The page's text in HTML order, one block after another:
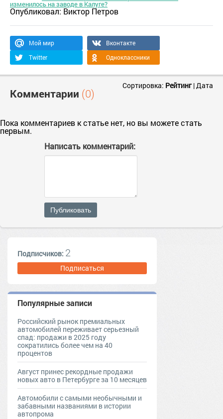
изменилось на заводе в Калуге?
Опубликовал: Виктор Петров
Мой мир
Вконтакте
Twitter
Одноклассники
Комментарии (0)
Сортировка: Рейтинг|Дата
Пока комментариев к статье нет, но вы можете стать
первым.
Написать комментарий:
Публиковать
Подписчиков: 2
Подписаться
Популярные записи
Российский рынок премиальных
автомобилей переживает серьезный
спад: продажи в 2025 году
сократились более чем на 40
процентов
Август принес рекордные продажи
новых авто в Петербурге за 10 месяцев
Автомобили с самыми необычными и
забавными названиями в истории
автопрома